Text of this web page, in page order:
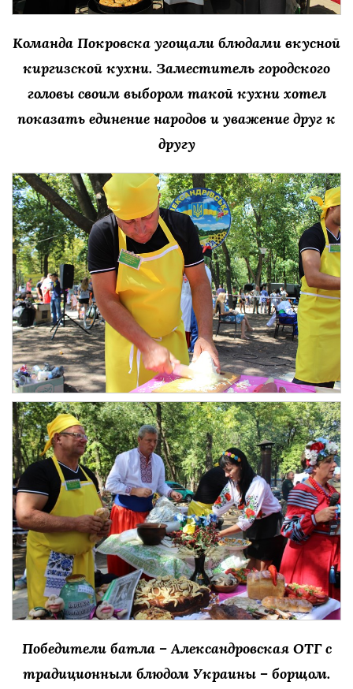
Команда Покровска угощали блюдами вкусной
киргизской кухни. Заместитель городского
головы своим выбором такой кухни хотел
показать единение народов и уважение друг к
другу
Победители батла – Александровская ОТГ с
традиционным блюдом Украины – борщом.